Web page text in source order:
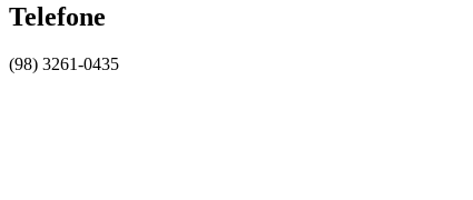
Telefone
(98) 3261-0435